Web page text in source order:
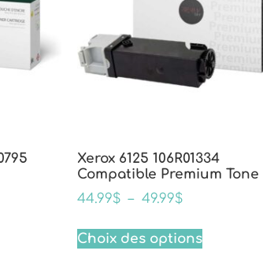
Xerox 6125 106R01334
Compatible Premium Tone
44.99$ – 49.99$
Choix des options